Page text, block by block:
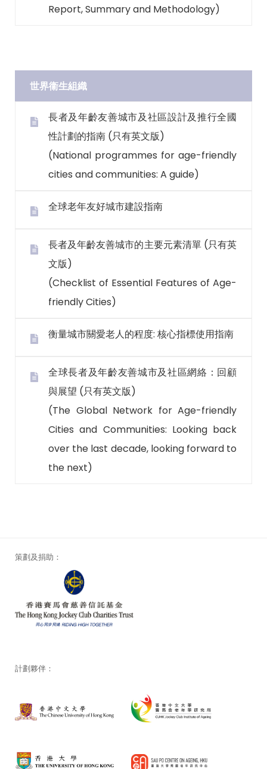
Report, Summary and Methodology)
世界衞生組織
長者及年齡友善城市及社區設計及推行全國
性計劃的指南 (只有英文版)
(National programmes for age-friendly
cities and communities: A guide)
全球老年友好城市建設指南
長者及年齡友善城市的主要元素清單 (只有英
文版)
(Checklist of Essential Features of Age-
friendly Cities)
衡量城市關愛老人的程度: 核心指標使用指南
全球長者及年齡友善城市及社區網絡：回顧
與展望 (只有英文版)
(The Global Network for Age-friendly
Cities and Communities: Looking back
over the last decade, looking forward to
the next)
策劃及捐助：
計劃夥伴：